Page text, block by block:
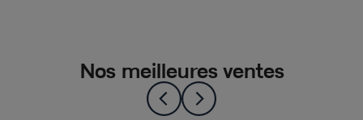
Nos meilleures ventes